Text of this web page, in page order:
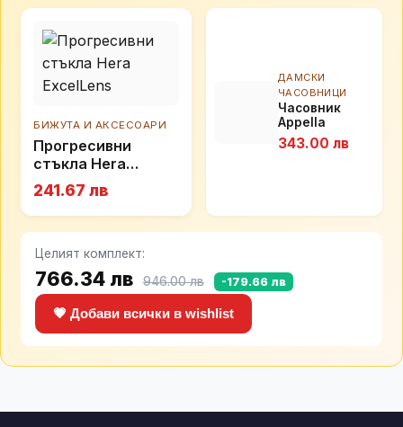
БИЖУТА И АКСЕСОАРИ
Прогресивни
стъкла Hera
ExcelLens
241.67 лв
ДАМСКИ
ЧАСОВНИЦИ
Часовник
Appella
L50032.1146DQ
343.00 лв
Целият комплект:
766.34 лв 946.00 лв -179.66 лв
💗 Добави всички в wishlist